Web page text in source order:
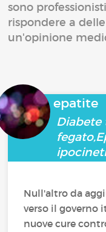
sono
rispondere a
un'opinione
epatite
Diabete
Null'altro da
verso il governo
nuove cure